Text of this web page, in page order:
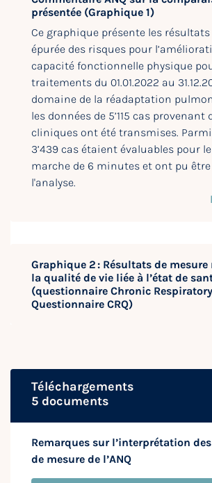
présentée (Graphique 1)
Ce graphique présente les résultats
épurée des risques pour
capacité fonctionnelle physique
traitements du 01.01.2022 au
domaine de la réadaptation
les données de 5’115 cas provenant
cliniques ont été transmises.
3’439 cas étaient évaluables pour
marche de 6 minutes et ont pu
l'analyse.
Graphique 2 : Résultats de
la qualité de vie liée à l’état de
(questionnaire Chronic Respiratory
Questionnaire CRQ)
Téléchargements
5 documents
Remarques sur l’interprétation
de mesure de l’ANQ